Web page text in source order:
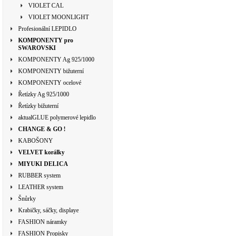
VIOLET CAL
VIOLET MOONLIGHT
Profesionální LEPIDLO
KOMPONENTY pro
SWAROVSKI
KOMPONENTY Ag 925/1000
KOMPONENTY bižuterní
KOMPONENTY ocelové
Řetízky Ag 925/1000
Řetízky bižuterní
aktualGLUE polymerové lepidlo
CHANGE & GO !
KABOŠONY
VELVET korálky
MIYUKI DELICA
RUBBER system
LEATHER system
Šnůrky
Krabičky, sáčky, displaye
FASHION náramky
FASHION Propisky